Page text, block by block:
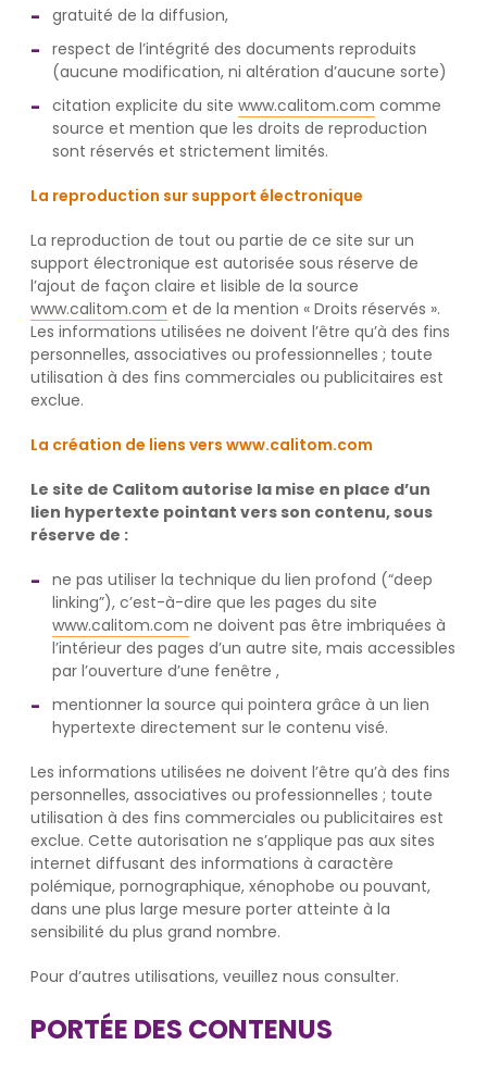
gratuité de la diffusion,
respect de l’intégrité des documents reproduits
(aucune modification, ni altération d’aucune sorte)
citation explicite du site www.calitom.com comme
source et mention que les droits de reproduction
sont réservés et strictement limités.
La reproduction sur support électronique
La reproduction de tout ou partie de ce site sur un
support électronique est autorisée sous réserve de
l’ajout de façon claire et lisible de la source
www.calitom.com et de la mention « Droits réservés ».
Les informations utilisées ne doivent l’être qu’à des fins
personnelles, associatives ou professionnelles ; toute
utilisation à des fins commerciales ou publicitaires est
exclue.
La création de liens vers www.calitom.com
Le site de Calitom autorise la mise en place d’un
lien hypertexte pointant vers son contenu, sous
réserve de :
ne pas utiliser la technique du lien profond (“deep
linking”), c’est-à-dire que les pages du site
www.calitom.com ne doivent pas être imbriquées à
l’intérieur des pages d’un autre site, mais accessibles
par l’ouverture d’une fenêtre ,
mentionner la source qui pointera grâce à un lien
hypertexte directement sur le contenu visé.
Les informations utilisées ne doivent l’être qu’à des fins
personnelles, associatives ou professionnelles ; toute
utilisation à des fins commerciales ou publicitaires est
exclue. Cette autorisation ne s’applique pas aux sites
internet diffusant des informations à caractère
polémique, pornographique, xénophobe ou pouvant,
dans une plus large mesure porter atteinte à la
sensibilité du plus grand nombre.
Pour d’autres utilisations, veuillez nous consulter.
PORTÉE DES CONTENUS